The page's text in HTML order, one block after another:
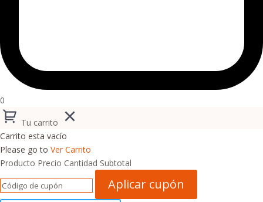
0
Tu carrito
Carrito esta vacío
Please go to Ver Carrito
Producto Precio Cantidad Subtotal
Aplicar cupón